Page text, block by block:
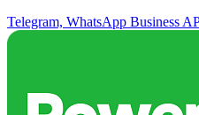
Telegram, WhatsApp Business